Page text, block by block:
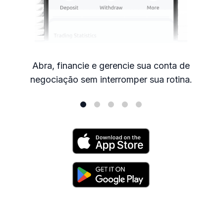
e gerencie sua conta de
sem interromper sua rotina.
Baixe a